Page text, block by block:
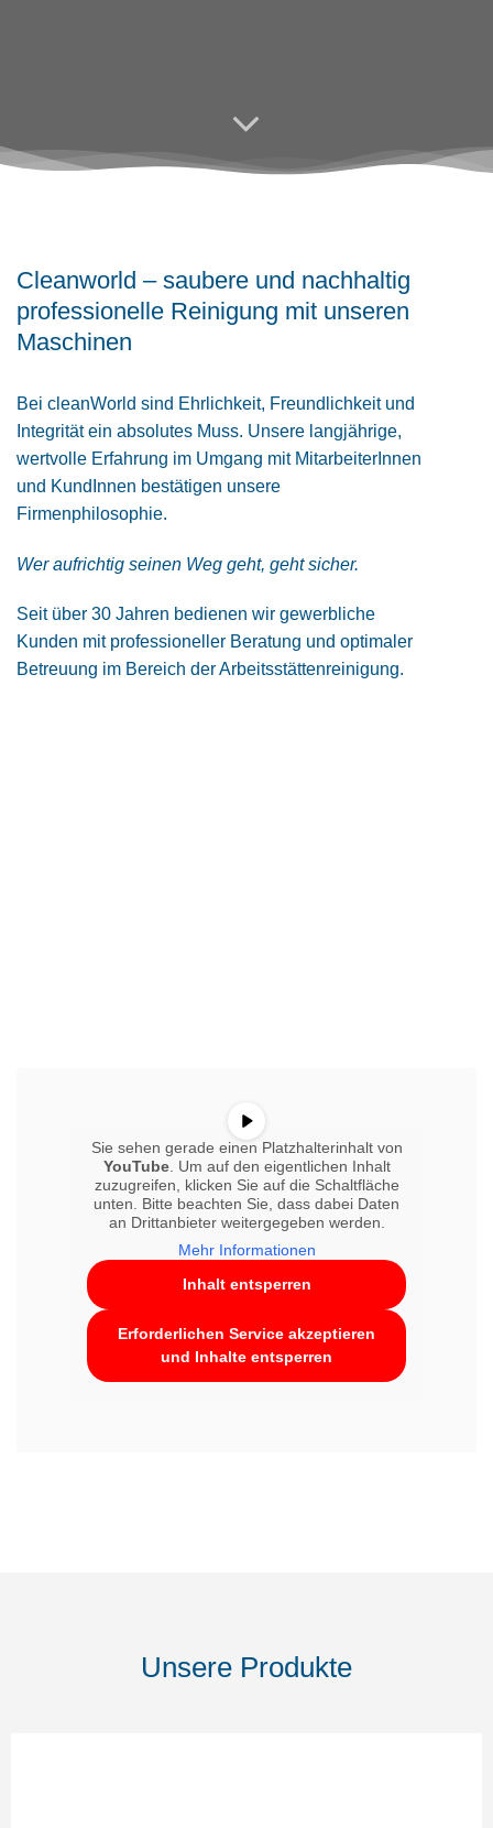
Cleanworld – saubere und nachhaltig
professionelle Reinigung mit unseren
Maschinen
Bei cleanWorld sind Ehrlichkeit, Freundlichkeit und
Integrität ein absolutes Muss. Unsere langjährige,
wertvolle Erfahrung im Umgang mit MitarbeiterInnen
und KundInnen bestätigen unsere
Firmenphilosophie.
Wer aufrichtig seinen Weg geht, geht sicher.
Seit über 30 Jahren bedienen wir gewerbliche
Kunden mit professioneller Beratung und optimaler
Betreuung im Bereich der Arbeitsstättenreinigung.
Sie sehen gerade einen Platzhalterinhalt von
YouTube. Um auf den eigentlichen Inhalt
zuzugreifen, klicken Sie auf die Schaltfläche
unten. Bitte beachten Sie, dass dabei Daten
an Drittanbieter weitergegeben werden.
Mehr Informationen
Inhalt entsperren
Erforderlichen Service akzeptieren
und Inhalte entsperren
Unsere Produkte